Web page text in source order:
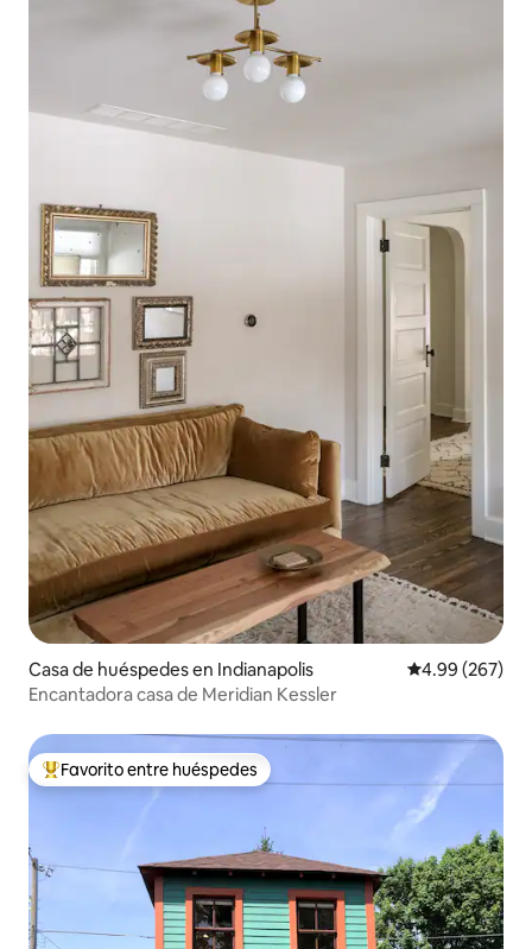
Casa de huéspedes en Indianapolis Calificación
4.99 (267)
Encantadora casa de Meridian Kessler
Favorito entre huéspedes preferido
Favorito entre huéspedes